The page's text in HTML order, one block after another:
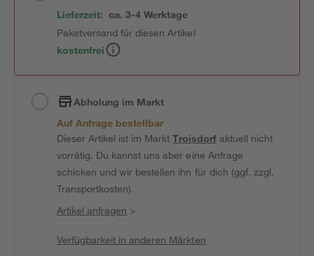
Lieferzeit: ca. 3-4 Werktage
Paketversand für diesen Artikel
kostenfrei
Abholung im Markt
Auf Anfrage bestellbar
Dieser Artikel ist im MarktTroisdorfaktuell nicht
vorrätig. Du kannst uns aber eine Anfrage
schicken und wir bestellen ihn für dich (ggf. zzgl.
Transportkosten).
Artikel anfragen >
Verfügbarkeit in anderen Märkten